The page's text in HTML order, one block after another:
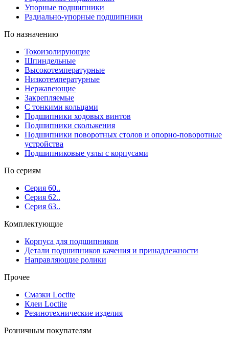
Упорные подшипники
Радиально-упорные подшипники
По назначению
Токоизолирующие
Шпиндельные
Высокотемпературные
Низкотемпературные
Нержавеющие
Закрепляемые
С тонкими кольцами
Подшипники ходовых винтов
Подшипники скольжения
Подшипники поворотных столов и опорно-поворотные
устройства
Подшипниковые узлы с корпусами
По сериям
Серия 60..
Серия 62..
Серия 63..
Комплектующие
Корпуса для подшипников
Детали подшипников качения и принадлежности
Направляющие ролики
Прочее
Смазки Loctite
Клеи Loctite
Резинотехнические изделия
Розничным покупателям